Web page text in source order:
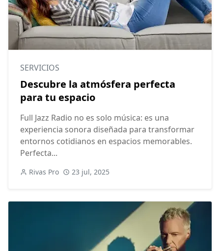
SERVICIOS
Descubre la atmósfera perfecta
para tu espacio
Full Jazz Radio no es solo música: es una
experiencia sonora diseñada para transformar
entornos cotidianos en espacios memorables.
Perfecta...
Rivas Pro 23 jul, 2025